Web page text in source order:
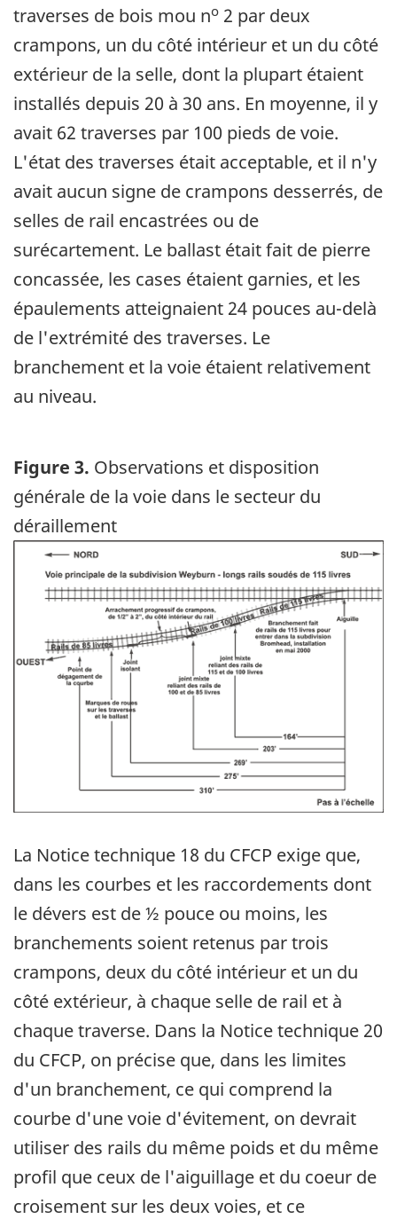
traverses de bois mou no 2 par deux
crampons, un du côté intérieur et un du côté
extérieur de la selle, dont la plupart étaient
installés depuis 20 à 30 ans. En moyenne, il y
avait 62 traverses par 100 pieds de voie.
L'état des traverses était acceptable, et il n'y
avait aucun signe de crampons desserrés, de
selles de rail encastrées ou de
surécartement. Le ballast était fait de pierre
concassée, les cases étaient garnies, et les
épaulements atteignaient 24 pouces au-delà
de l'extrémité des traverses. Le
branchement et la voie étaient relativement
au niveau.
Figure 3. Observations et disposition
générale de la voie dans le secteur du
déraillement
Image
La Notice technique 18 du CFCP exige que,
dans les courbes et les raccordements dont
le dévers est de ½ pouce ou moins, les
branchements soient retenus par trois
crampons, deux du côté intérieur et un du
côté extérieur, à chaque selle de rail et à
chaque traverse. Dans la Notice technique 20
du CFCP, on précise que, dans les limites
d'un branchement, ce qui comprend la
courbe d'une voie d'évitement, on devrait
utiliser des rails du même poids et du même
profil que ceux de l'aiguillage et du coeur de
croisement sur les deux voies, et ce